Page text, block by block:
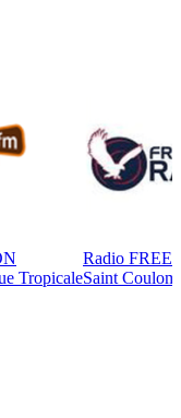
Tropicale
Radio FREE
Saint